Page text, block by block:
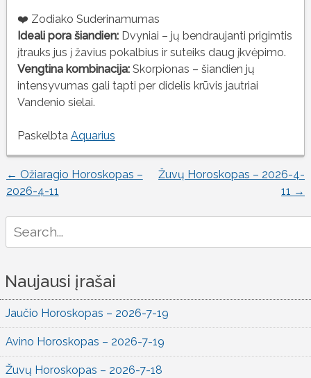
❤️ Zodiako Suderinamumas
Ideali pora šiandien:Dvyniai – jų bendraujanti prigimtis
įtrauks jus į žavius pokalbius ir suteiks daug įkvėpimo.
Vengtina kombinacija:Skorpionas – šiandien jų
intensyvumas gali tapti per didelis krūvis jautriai
Vandenio sielai.
Paskelbta Aquarius
Įrašo
naršymas
← Ožiaragio Horoskopas –
2026-4-11
Žuvų Horoskopas – 2026-4-
11 →
for:
Naujausi įrašai
Jaučio Horoskopas – 2026-7-19
Avino Horoskopas – 2026-7-19
Žuvų Horoskopas – 2026-7-18